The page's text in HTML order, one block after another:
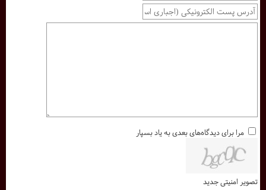
مرا برای دیدگاه‌های بعدی به یاد بسپار
تصویر امنیتی جدید